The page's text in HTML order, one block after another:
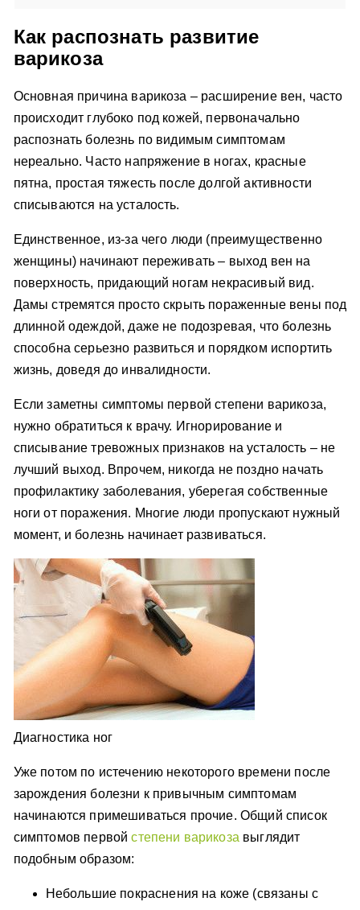
Как распознать развитие
варикоза
Основная причина варикоза – расширение вен, часто
происходит глубоко под кожей, первоначально
распознать болезнь по видимым симптомам
нереально. Часто напряжение в ногах, красные
пятна, простая тяжесть после долгой активности
списываются на усталость.
Единственное, из-за чего люди (преимущественно
женщины) начинают переживать – выход вен на
поверхность, придающий ногам некрасивый вид.
Дамы стремятся просто скрыть пораженные вены под
длинной одеждой, даже не подозревая, что болезнь
способна серьезно развиться и порядком испортить
жизнь, доведя до инвалидности.
Если заметны симптомы первой степени варикоза,
нужно обратиться к врачу. Игнорирование и
списывание тревожных признаков на усталость – не
лучший выход. Впрочем, никогда не поздно начать
профилактику заболевания, уберегая собственные
ноги от поражения. Многие люди пропускают нужный
момент, и болезнь начинает развиваться.
Диагностика ног
Уже потом по истечению некоторого времени после
зарождения болезни к привычным симптомам
начинаются примешиваться прочие. Общий список
симптомов первойстепени варикоза выглядит
подобным образом:
Небольшие покраснения на коже (связаны с